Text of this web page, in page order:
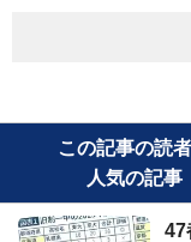
この記事の読
人気の記事
47